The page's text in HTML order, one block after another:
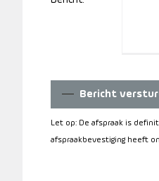
Bericht
Let op: De afspraak is
afspraakbevestiging heeft